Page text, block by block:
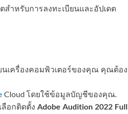
สำหรับการลงทะเบียนและอัปเดต
นเครื่องคอมพิวเตอร์ของคุณ คุณต้อง
Cloud โดยใช้ข้อมูลบัญชีของคุณ.
ลือกติดตั้งAdobe Audition 2022 Full